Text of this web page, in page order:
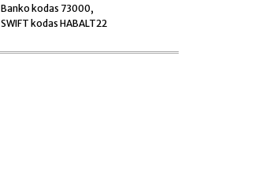
Banko kodas 73000,
SWIFT kodas HABALT22